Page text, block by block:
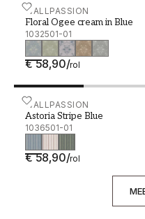
WALLPASSION
Floral Ogee cream in Blue
1032501-01
€ 58,90/rol
Floral Ogee cream in
WALLPASSION
Astoria Stripe Blue
1036501-01
€ 58,90/rol
Astoria Stripe Blue -